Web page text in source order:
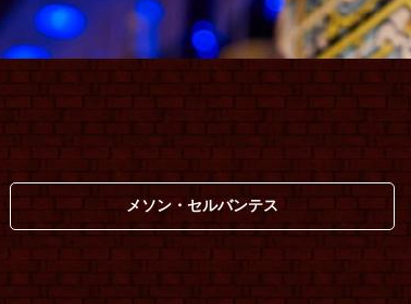
メソン・セルバンテス